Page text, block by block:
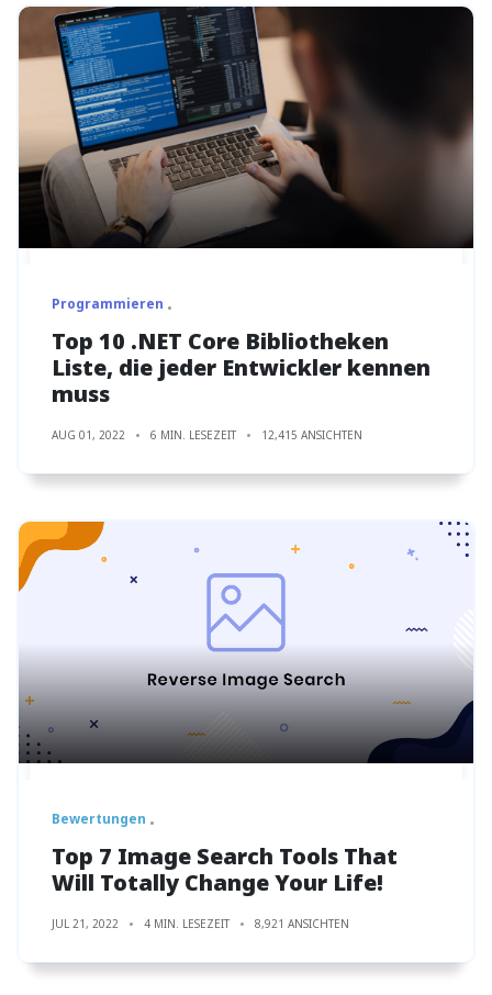
Programmieren
Top 10 .NET Core Bibliotheken
Liste, die jeder Entwickler kennen
muss
AUG 01, 2022 6 MIN. LESEZEIT 12,415 ANSICHTEN
Bewertungen
Top 7 Image Search Tools That
Will Totally Change Your Life!
JUL 21, 2022 4 MIN. LESEZEIT 8,921 ANSICHTEN